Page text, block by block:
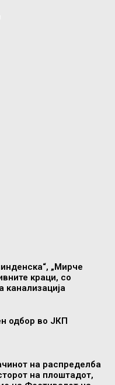
„Мирче
краци, со
канализација
одбор во ЈКП
на распределба
на плоштадот,